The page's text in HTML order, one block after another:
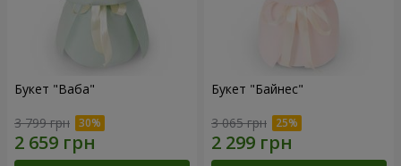
Букет "Ваба"
3 799 грн
Букет "Байнес"
3 065 грн